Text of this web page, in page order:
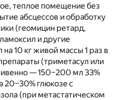
теплое помещение без
абсцессов и обработку
(геомицин ретард,
и другие
10 кг живой массы 1 раз в
(триметасул или
— 150–200 мл 33%
20–30% глюкозе с
(при метастатическом